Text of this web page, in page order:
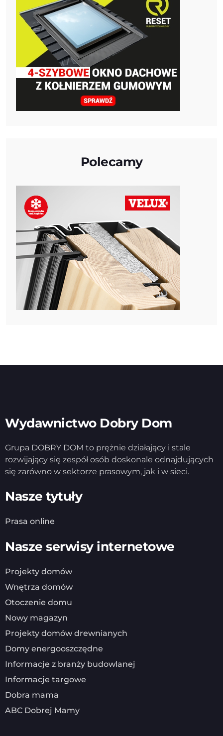
Polecamy
Wydawnictwo Dobry Dom
Grupa DOBRY DOM to prężnie działający i stale
rozwijający się zespół osób doskonale odnajdujących
się zarówno w sektorze prasowym, jak i w sieci.
Nasze tytuły
Prasa online
Nasze serwisy internetowe
Projekty domów
Wnętrza domów
Otoczenie domu
Nowy magazyn
Projekty domów drewnianych
Domy energooszczędne
Informacje z branży budowlanej
Informacje targowe
Dobra mama
ABC Dobrej Mamy